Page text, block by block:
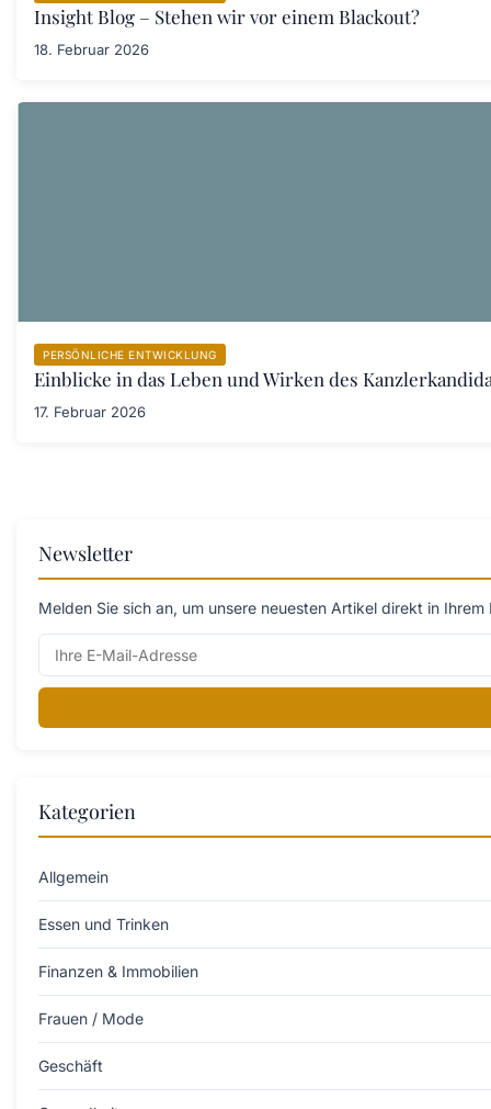
Insight Blog – Stehen wir vor einem Blackout?
18. Februar 2026
PERSÖNLICHE ENTWICKLUNG
Einblicke in das Leben und Wirken des
17. Februar 2026
Newsletter
Melden Sie sich an, um unsere neuesten Artikel direkt in
Kategorien
Allgemein
Essen und Trinken
Finanzen & Immobilien
Frauen / Mode
Geschäft